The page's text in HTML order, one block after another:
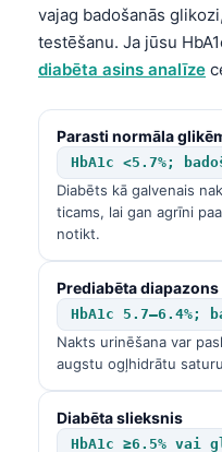
vajag badošanās
testēšanu. Ja jūsu
diabēta asins analīze
Parasti normāla
HbA1c <5.7%;
Diabēts kā galvenais
ticams, lai gan agrīni
notikt.
Prediabēta diapazons
HbA1c 5.7–6.4%;
Nakts urinēšana var
augstu ogļhidrātu
Diabēta slieksnis
HbA1c ≥6.5% vai